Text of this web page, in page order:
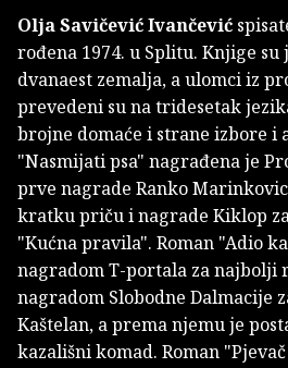
Olja Savičević Ivančević
rođena 1974. u Splitu. Knjige
dvanaest zemalja, a ulomci iz
prevedeni su na tridesetak
brojne domaće i strane izbore i
"Nasmijati psa" nagrađena je
prve nagrade Ranko
kratku priču i nagrade Kiklop
"Kućna pravila". Roman "Adio
nagradom T-portala za najbolji
nagradom Slobodne Dalmacije
Kaštelan, a prema njemu je
kazališni komad. Roman